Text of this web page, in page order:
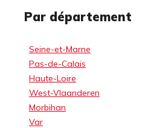
Par département
Seine-et-Marne
Pas-de-Calais
Haute-Loire
West-Vlaanderen
Morbihan
Var